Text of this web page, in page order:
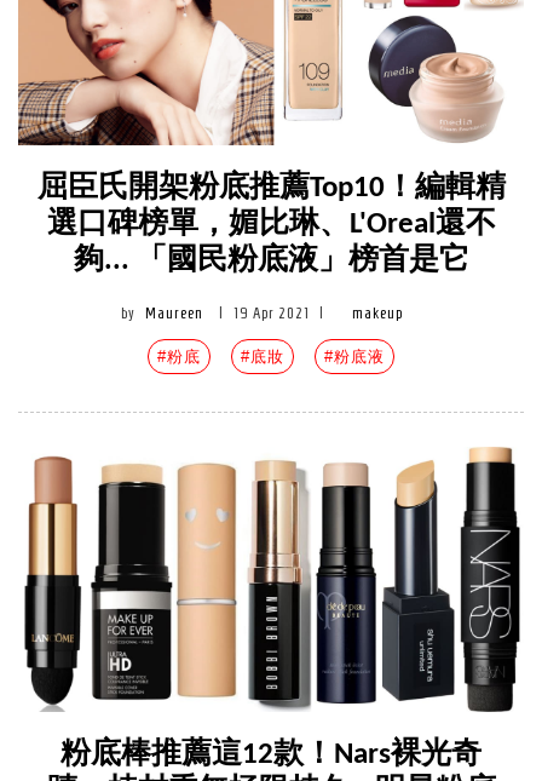
屈臣氏開架粉底推薦Top10！編輯精
選口碑榜單，媚比琳、L'Oreal還不
夠... 「國民粉底液」榜首是它
by Maureen 19 Apr 2021 makeup
#粉底 #底妝 #粉底液
粉底棒推薦這12款！Nars裸光奇